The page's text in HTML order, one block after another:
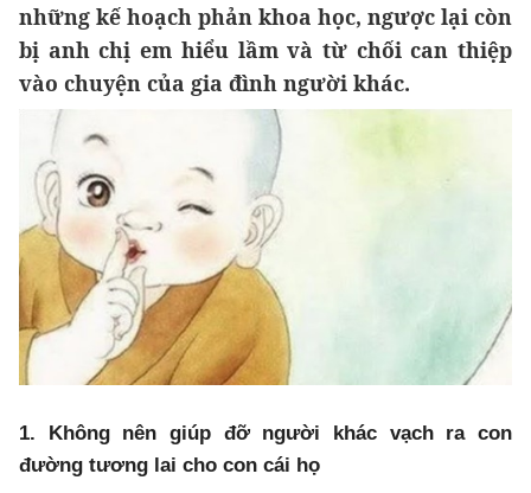
những kế hoạch phản khoa học, ngược lại còn
bị anh chị em hiểu lầm và từ chối can thiệp
vào chuyện của gia đình người khác.
1. Không nên giúp đỡ người khác vạch ra con
đường tương lai cho con cái họ